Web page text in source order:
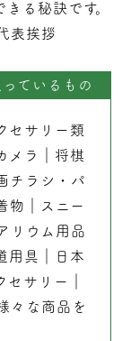
る秘訣です。
表挨拶
ているもの
セサリー類
メラ
将棋
チラシ・パ
物
スニー
リウム用品
用具｜
日本
セサリー
々な商品を